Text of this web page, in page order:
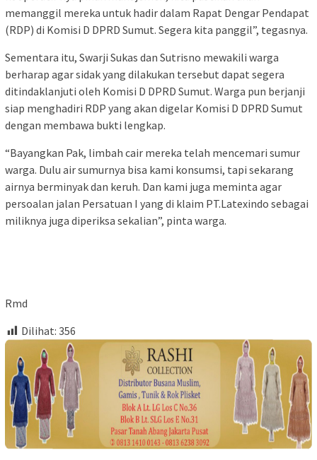
memanggil mereka untuk hadir dalam Rapat Dengar Pendapat
(RDP) di Komisi D DPRD Sumut. Segera kita panggil”, tegasnya.
Sementara itu, Swarji Sukas dan Sutrisno mewakili warga
berharap agar sidak yang dilakukan tersebut dapat segera
ditindaklanjuti oleh Komisi D DPRD Sumut. Warga pun berjanji
siap menghadiri RDP yang akan digelar Komisi D DPRD Sumut
dengan membawa bukti lengkap.
“Bayangkan Pak, limbah cair mereka telah mencemari sumur
warga. Dulu air sumurnya bisa kami konsumsi, tapi sekarang
airnya berminyak dan keruh. Dan kami juga meminta agar
persoalan jalan Persatuan I yang di klaim PT.Latexindo sebagai
miliknya juga diperiksa sekalian”, pinta warga.
Rmd
Dilihat: 356